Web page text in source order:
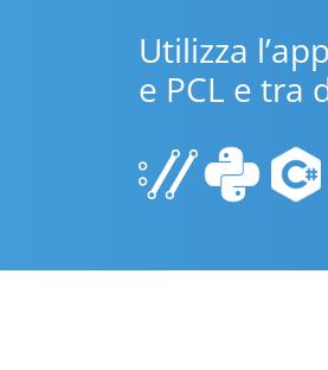
Utilizza
e PCL e tra